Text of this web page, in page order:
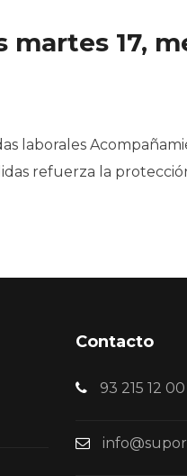
martes 17,
laborales
refuerza la
Contacto
93 215 12 00